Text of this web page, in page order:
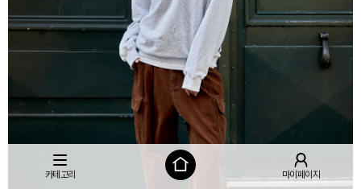
카테고리 마이페이지